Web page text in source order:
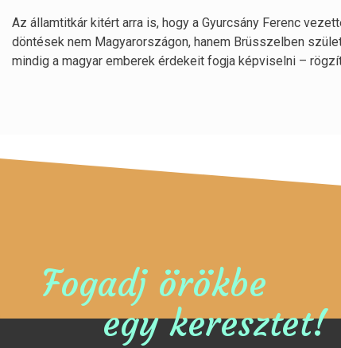
Az államtitkár kitért arra is, hogy a Gyurcsány Ferenc
döntések nem Magyarországon, hanem Brüsszelben
mindig a magyar emberek érdekeit fogja képviselni –
Fogadj örökbe
egy keresztet!